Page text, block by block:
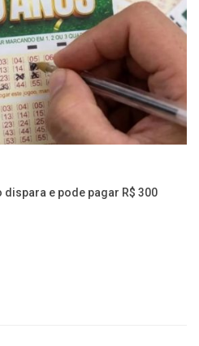
e pode pagar R$ 300